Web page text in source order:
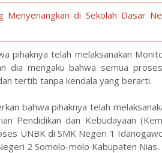
Menyenangkan di Sekolah Dasar
pihaknya telah melaksanakan
dia mengaku bahwa semua
tertib tanpa kendala yang berarti.
bahwa pihaknya telah
Pendidikan dan Kebudayaan
UNBK di SMK Negeri 1
2 Somolo-molo Kabupaten Nias.